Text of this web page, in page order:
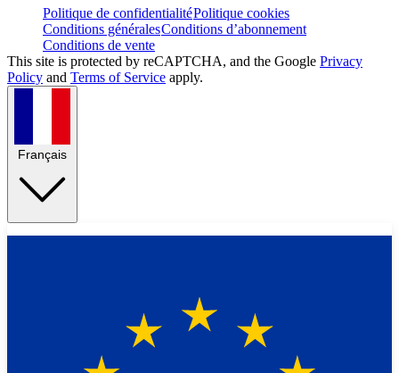
Politique de confidentialitéPolitique cookies
Conditions généralesConditions d’abonnement
Conditions de vente
This site is protected by reCAPTCHA, and the Google Privacy
Policy and Terms of Service apply.
Français